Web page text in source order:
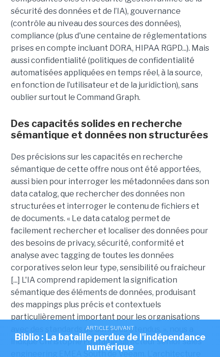
sécurité des données et de l’IA), gouvernance
(contrôle au niveau des sources des données),
compliance (plus d'une centaine de réglementations
prises en compte incluant DORA, HIPAA RGPD...). Mais
aussi confidentialité (politiques de confidentialité
automatisées appliquées en temps réel, à la source,
en fonction de l’utilisateur et de la juridiction), sans
oublier surtout le Command Graph.
Des capacités solides en recherche
sémantique et données non structurées
Des précisions sur les capacités en recherche
sémantique de cette offre nous ont été apportées,
aussi bien pour interroger les métadonnées dans son
data catalog, que rechercher des données non
structurées et interroger le contenu de fichiers et
de documents. « Le data catalog permet de
facilement rechercher et localiser des données pour
des besoins de privacy, sécurité, conformité et
analyse avec tagging de toutes les données
corporatives selon leur type, sensibilité ou fraîcheur
[...] L'IA comprend rapidement la signification
sémantique des éléments de données, produisant
des mappings plus précis et contextuels
particulièrement important pour les organisations
avec des standards de données étendus. », nous a
indiqué Christophe Fontaine, directeur senior sales
engineering EMEA South de Veeam. L’architecture
ARTICLE SUIVANT
Biblio : La bataille perdue de l'indépendance
numérique